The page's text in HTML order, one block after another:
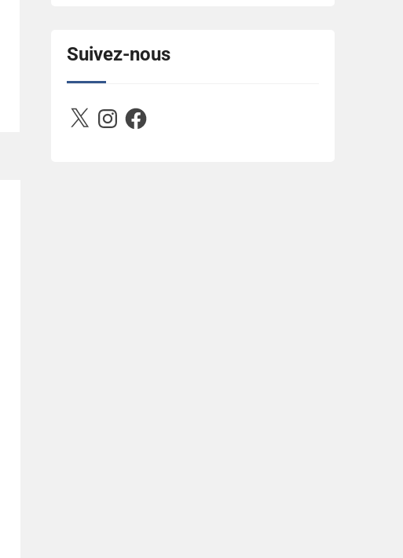
503716673157532-
2788222864243652657-n.jpg"
alt="Between D&R" style="border:none;" />
Suivez-nous
X InstagramFacebook